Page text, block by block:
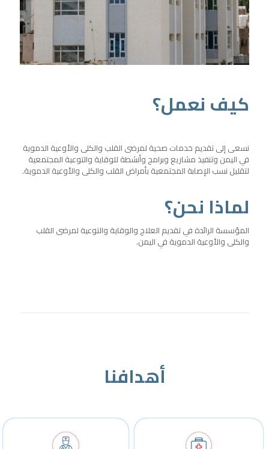
كيف نعمل؟
نسعى إلى تقديم خدمات صحية لمرضى القلب والكلى والأوعية الدموية
في اليمن وتنفيذ مشاريع وبرامج وأنشطة للوقاية والتوعية المجتمعية
لتقليل نسب الإصابة المجتمعية بأمراض القلب والكلى والأوعية الدموية.
لماذا نحن؟
المؤسسة الرائدة في تقديم العلاج والوقاية والتوعية لمرضى القلب
والكلى والأوعية الدموية في اليمن.
أهدافنا